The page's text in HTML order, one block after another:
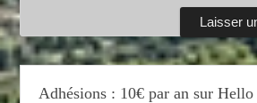
Adhésions : 10€ par an sur Hello